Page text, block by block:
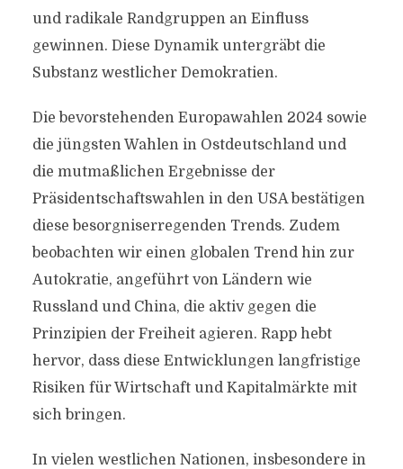
und radikale Randgruppen an Einfluss
gewinnen. Diese Dynamik untergräbt die
Substanz westlicher Demokratien.
Die bevorstehenden Europawahlen 2024 sowie
die jüngsten Wahlen in Ostdeutschland und
die mutmaßlichen Ergebnisse der
Präsidentschaftswahlen in den USA bestätigen
diese besorgniserregenden Trends. Zudem
beobachten wir einen globalen Trend hin zur
Autokratie, angeführt von Ländern wie
Russland und China, die aktiv gegen die
Prinzipien der Freiheit agieren. Rapp hebt
hervor, dass diese Entwicklungen langfristige
Risiken für Wirtschaft und Kapitalmärkte mit
sich bringen.
In vielen westlichen Nationen, insbesondere in